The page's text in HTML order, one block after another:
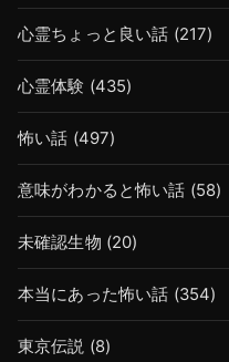
心霊ちょっと良い話 (217)
心霊体験 (435)
怖い話 (497)
意味がわかると怖い話 (58)
未確認生物 (20)
本当にあった怖い話 (354)
東京伝説 (8)